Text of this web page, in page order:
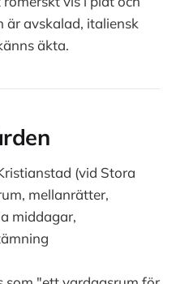
är avskalad, italiensk
äkta.
(vid Stora
mellanrätter,
middagar,